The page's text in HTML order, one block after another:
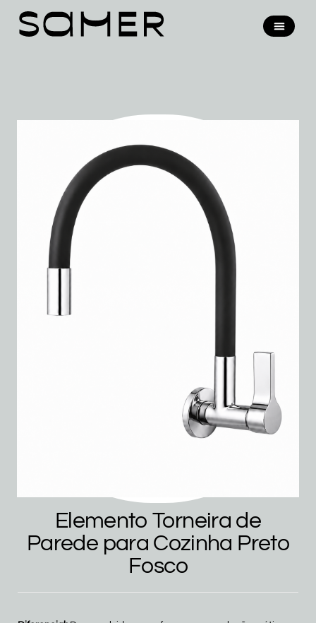
Elemento Torneira de
Parede para Cozinha Preto
Fosco